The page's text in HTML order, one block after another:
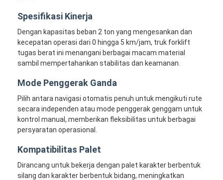
Rumah
Produk
Video
Tentang kita
Wisata pabrik
Kontrol kualitas
Hubungi kami
Berita
Spesifikasi Kinerja
Dengan kapasitas beban 2 ton yang mengesankan dan
kecepatan operasi dari 0 hingga 5 km/jam, truk forklift
tugas berat ini menangani berbagai macam material
sambil mempertahankan stabilitas dan keamanan.
Mode Penggerak Ganda
Pilih antara navigasi otomatis penuh untuk mengikuti rute
secara independen atau mode penggerak genggam untuk
kontrol manual, memberikan fleksibilitas untuk berbagai
persyaratan operasional.
Kompatibilitas Palet
Dirancang untuk bekerja dengan palet karakter berbentuk
silang dan karakter berbentuk bidang, meningkatkan